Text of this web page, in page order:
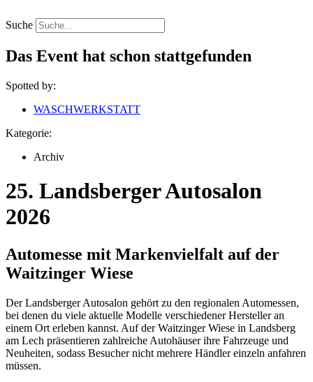
Inhalt
springen
Suche
Das Event hat schon stattgefunden
Spotted by:
WASCHWERKSTATT
Kategorie:
Archiv
25. Landsberger Autosalon
2026
Automesse mit Markenvielfalt auf der
Waitzinger Wiese
Der Landsberger Autosalon gehört zu den regionalen Automessen,
bei denen du viele aktuelle Modelle verschiedener Hersteller an
einem Ort erleben kannst. Auf der Waitzinger Wiese in Landsberg
am Lech präsentieren zahlreiche Autohäuser ihre Fahrzeuge und
Neuheiten, sodass Besucher nicht mehrere Händler einzeln anfahren
müssen.